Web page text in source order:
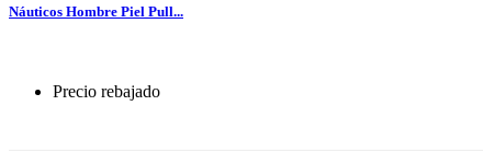
Náuticos Hombre Piel Pull...
Precio rebajado